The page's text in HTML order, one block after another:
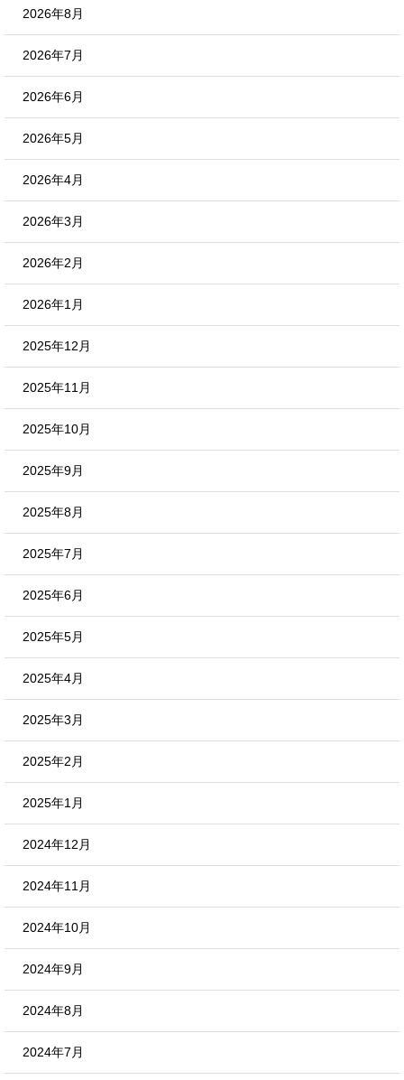
2026年8月
2026年7月
2026年6月
2026年5月
2026年4月
2026年3月
2026年2月
2026年1月
2025年12月
2025年11月
2025年10月
2025年9月
2025年8月
2025年7月
2025年6月
2025年5月
2025年4月
2025年3月
2025年2月
2025年1月
2024年12月
2024年11月
2024年10月
2024年9月
2024年8月
2024年7月